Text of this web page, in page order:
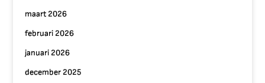
maart 2026
februari 2026
januari 2026
december 2025